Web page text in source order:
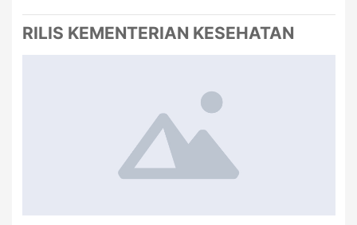
RILIS KEMENTERIAN KESEHATAN